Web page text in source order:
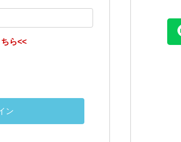
ら<<
ン